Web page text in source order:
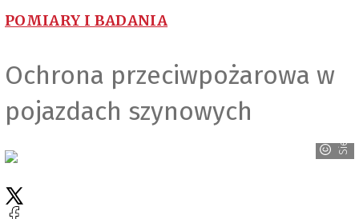
POMIARY I BADANIA
Ochrona przeciwpożarowa w
pojazdach szynowych
Siemens